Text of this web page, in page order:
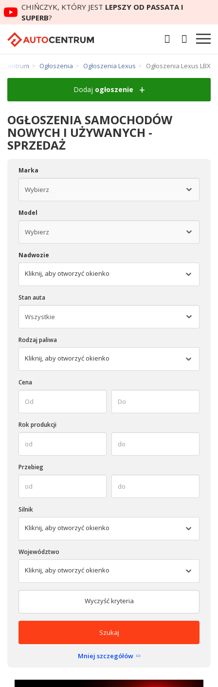
CHIŃCZYK, KTÓRY JEST LEPSZY OD PASSATA I
SUPERB?
Ogłoszenia Ogłoszenia Lexus Ogłoszenia Lexus LBX
Dodaj ogłoszenie
OGŁOSZENIA SAMOCHODÓW
NOWYCH I UŻYWANYCH -
SPRZEDAŻ
Marka
Model
Nadwozie
Kliknij, aby otworzyć okienko
Stan auta
Rodzaj paliwa
Kliknij, aby otworzyć okienko
Cena
Rok produkcji
Przebieg
Silnik
Kliknij, aby otworzyć okienko
Województwo
Kliknij, aby otworzyć okienko
Wyczyść kryteria
Mniej szczegółów
Szukaj